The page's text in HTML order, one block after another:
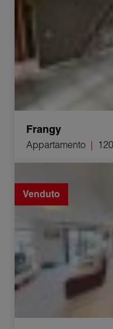
Frangy
Appartamento
Venduto